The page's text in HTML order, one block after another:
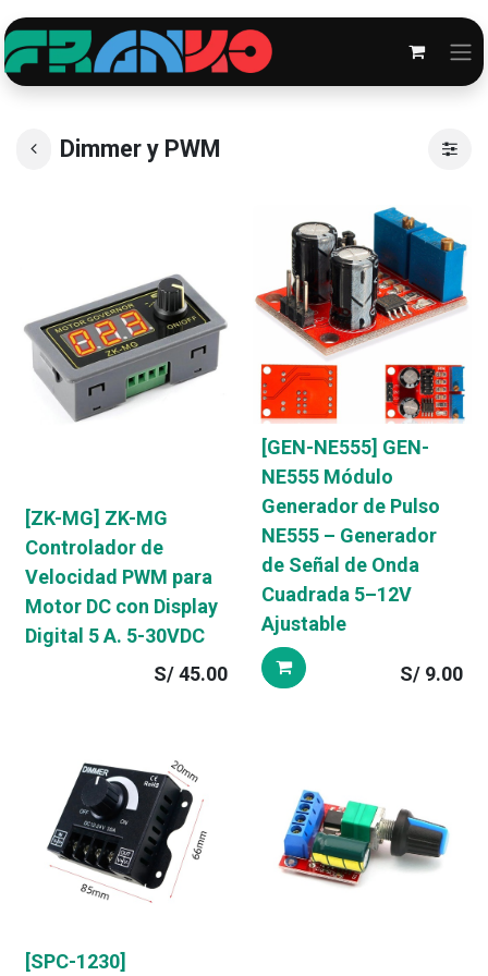
Dimmer y PWM
[ZK-MG] ZK-MG
Controlador de
Velocidad PWM para
Motor DC con Display
Digital 5 A. 5-30VDC
S/45.00
[GEN-NE555] GEN-
NE555 Módulo
Generador de Pulso
NE555 – Generador
de Señal de Onda
Cuadrada 5–12V
Ajustable
S/ 9.00
[SPC-1230]